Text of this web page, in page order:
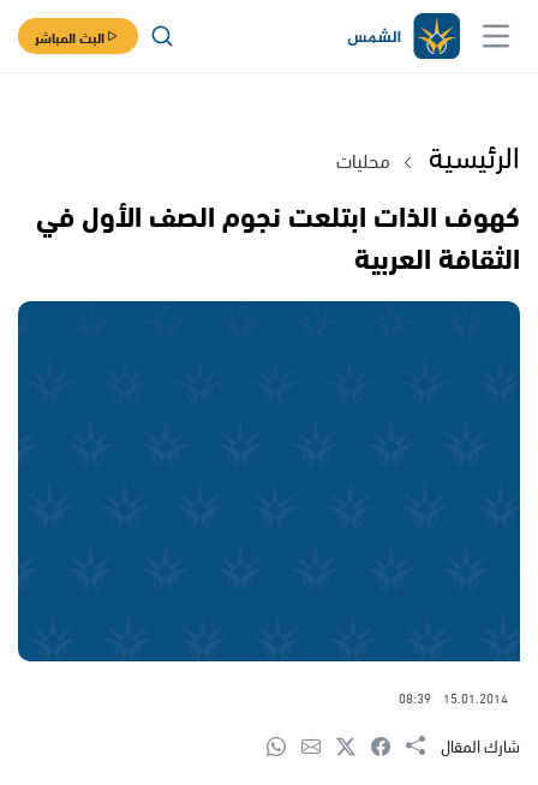
البث المباشر
الرئيسية محليات
كهوف الذات ابتلعت نجوم الصف الأول في
الثقافة العربية
15.01.2014
08:39
شارك المقال